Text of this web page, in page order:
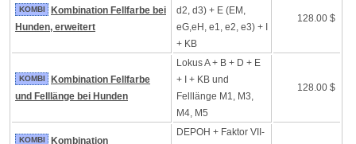
KOMBI
Kombination Fellfarbe bei
Hunden, erweitert
d2, d3) + E (EM,
eG,eH, e1, e2, e3) + I
+ KB
128.00 $
KOMBI
Kombination Fellfarbe
und Felllänge bei Hunden
Lokus A + B + D + E
+ I + KB und
Felllänge M1, M3,
M4, M5
128.00 $
KOMBI
Kombination
DEPOH + Faktor VII-